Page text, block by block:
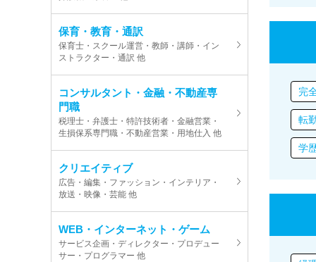
保育・教育・通訳
保育士・スクール運営・教師・講師・イン
ストラクター・通訳 他
コンサルタント・金融・不動産専
門職
税理士・弁護士・特許技術者・金融営業・
生損保系専門職・不動産営業・用地仕入 他
クリエイティブ
広告・編集・ファッション・インテリア・
放送・映像・芸能 他
WEB・インターネット・ゲーム
サービス企画・ディレクター・プロデュー
サー・プログラマー 他
完
転
学